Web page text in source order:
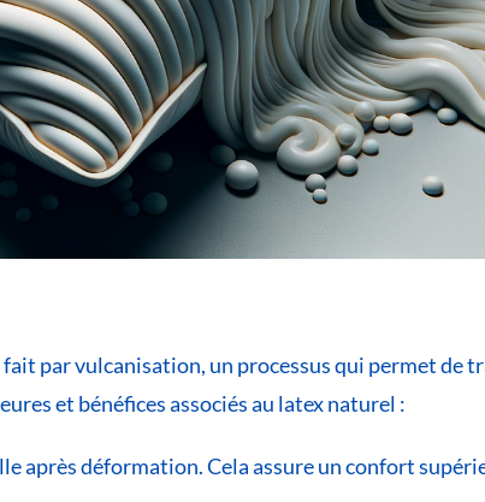
par vulcanisation, un processus qui permet de
et bénéfices associés au latex naturel :
après déformation. Cela assure un confort